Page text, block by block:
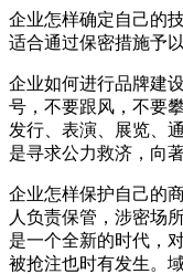
企业怎样确定自己的
适合通过保密措施予
企业如何进行品牌建
号，不要跟风，不要
发行、表演、展览、
是寻求公力救济，向
企业怎样保护自己的
人负责保管，涉密场
是一个全新的时代，
被抢注也时有发生。